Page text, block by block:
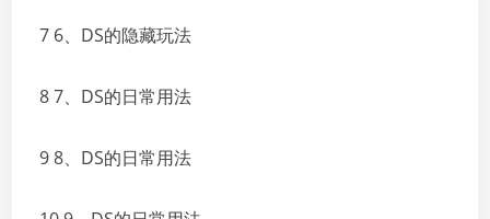
7 6、DS的隐藏玩法
8 7、DS的日常用法
9 8、DS的日常用法